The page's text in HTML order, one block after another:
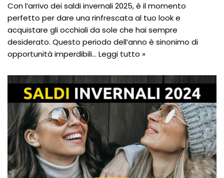
Con l’arrivo dei saldi invernali 2025, è il momento
perfetto per dare una rinfrescata al tuo look e
acquistare gli occhiali da sole che hai sempre
desiderato. Questo periodo dell’anno è sinonimo di
opportunità imperdibili… Leggi tutto »